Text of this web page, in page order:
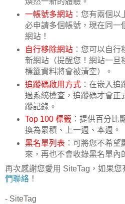
一帳號多網站：您有兩個以
必申請多個帳號，現在同一
網站！
自行移除網站：您可以自行
新網站（提醒您！網站一旦
標籤資料將會被清空）。
追蹤碼啟用方式：在嵌入追
過系統檢查，追蹤碼才會正
蹤記錄。
Top 100 標籤 ：提供百分比
換為累積、上一週、本週。
黑名單列表 ：可將您不希望
來，再也不會收錄黑名單內
再次感謝您愛用 SiteTag，如果您
們聯絡 ！
- SiteTag